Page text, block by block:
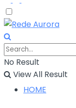
No Result
View All Result
HOME